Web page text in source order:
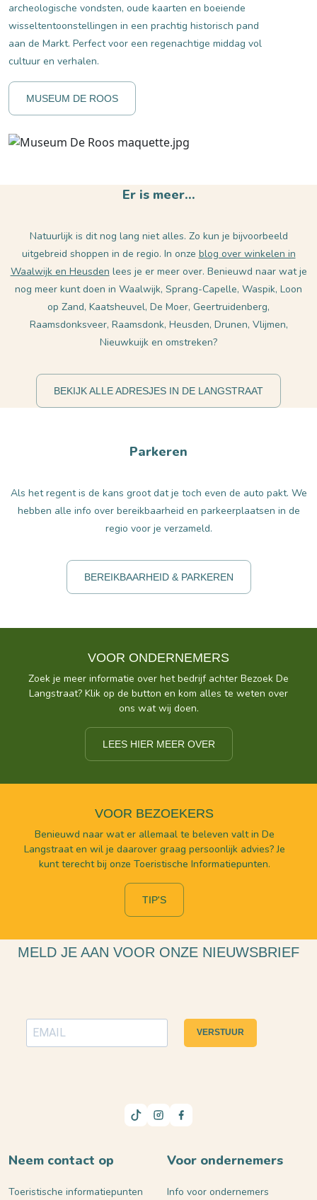
archeologische vondsten, oude kaarten en boeiende
wisseltentoonstellingen in een prachtig historisch pand
aan de Markt. Perfect voor een regenachtige middag vol
cultuur en verhalen.
MUSEUM DE ROOS
Er is meer…
Natuurlijk is dit nog lang niet alles. Zo kun je bijvoorbeeld
uitgebreid shoppen in de regio. In onze blog over winkelen in
Waalwijk en Heusden lees je er meer over. Benieuwd naar wat je
nog meer kunt doen in Waalwijk, Sprang-Capelle, Waspik, Loon
op Zand, Kaatsheuvel, De Moer, Geertruidenberg,
Raamsdonksveer, Raamsdonk, Heusden, Drunen, Vlijmen,
Nieuwkuijk en omstreken?
BEKIJK ALLE ADRESJES IN DE LANGSTRAAT
Parkeren
Als het regent is de kans groot dat je toch even de auto pakt. We
hebben alle info over bereikbaarheid en parkeerplaatsen in de
regio voor je verzameld.
BEREIKBAARHEID & PARKEREN
VOOR ONDERNEMERS
Zoek je meer informatie over het bedrijf achter Bezoek De
Langstraat? Klik op de button en kom alles te weten over
ons wat wij doen.
LEES HIER MEER OVER
VOOR BEZOEKERS
Benieuwd naar wat er allemaal te beleven valt in De
Langstraat en wil je daarover graag persoonlijk advies? Je
kunt terecht bij onze Toeristische Informatiepunten.
TIP'S
MELD JE AAN VOOR ONZE NIEUWSBRIEF
VERSTUUR
Neem contact op
Toeristische informatiepunten
Voor ondernemers
Info voor ondernemers